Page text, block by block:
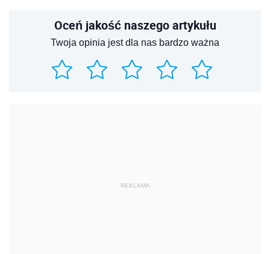
Oceń jakość naszego artykułu
Twoja opinia jest dla nas bardzo ważna
REKLAMA